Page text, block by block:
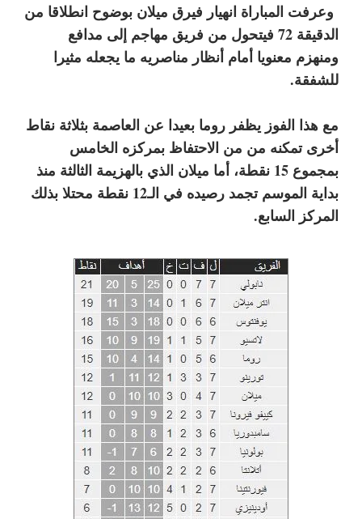
وعرفت المباراة انهيار فيرق ميلان بوضوح انطلاقا من
الدقيقة 72 فيتحول من فريق مهاجم إلى مدافع
ومنهزم معنويا أمام أنظار مناصريه ما يجعله مثيرا
للشفقة.
مع هذا الفوز يظفر روما بعيدا عن العاصمة بثلاثة نقاط
أخرى تمكنه من من الاحتفاظ بمركزه الخامس
بمجموع 15 نقطة، أما ميلان الذي بالهزيمة الثالثة منذ
بداية الموسم تجمد رصيده في الـ12 نقطة محتلا بذلك
المركز السابع.